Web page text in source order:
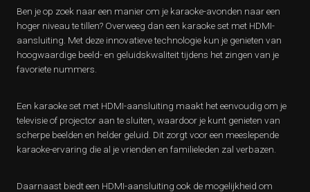
Ben je op zoek naar een manier om je karaoke-avonden naar een
hoger niveau te tillen? Overweeg dan een karaoke set met HDMI-
aansluiting. Met deze innovatieve technologie kun je genieten van
hoogwaardige beeld- en geluidskwaliteit tijdens het zingen van je
favoriete nummers.
Een karaoke set met HDMI-aansluiting maakt het eenvoudig om je
televisie of projector aan te sluiten, waardoor je kunt genieten van
scherpe beelden en helder geluid. Dit zorgt voor een meeslepende
karaoke-ervaring die al je vrienden en familieleden zal verbazen.
Daarnaast biedt een HDMI-aansluiting ook de mogelijkheid om